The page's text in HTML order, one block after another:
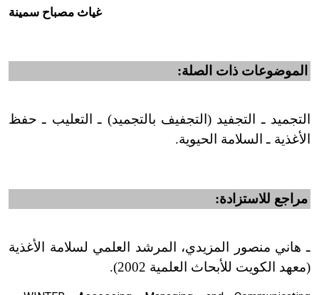
غياث مصباح سمينة
الموضوعات ذات الصلة:
التجميد ـ التجفيد (التجفيف بالتجميد) ـ التعليب ـ حفظ
الأغذية ـ السلامة الحيوية.
مراجع للاستزادة:
ـ هاني منصور المزيدي، المرشد العلمي لسلامة الأغذية
(معهد الكويت للأبحاث العلمية 2002).